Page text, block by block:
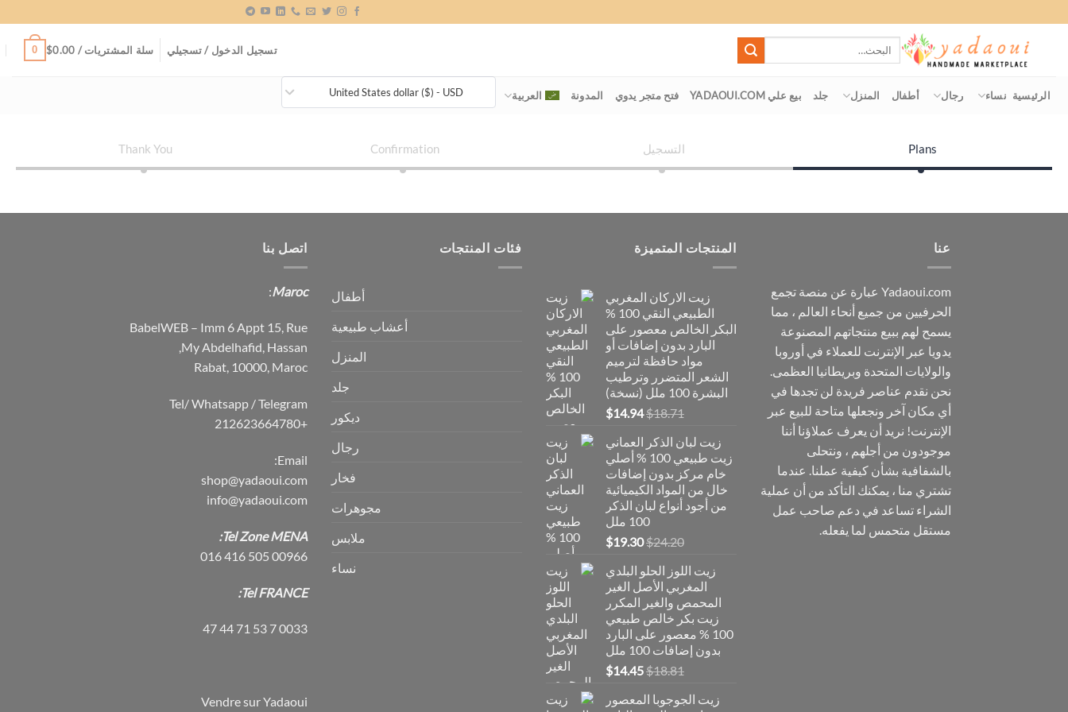
to
content
البحث
تسجيل الدخول / تسجيلي سلة المشتريات / $0.00
0
الرئيسية نساء رجال أطفال المنزل جلد بيع علي YADAOUI.COM فتح متجر يدوي المدونة العربية United States dollar ($) - USD
Plans التسجيل Confirmation
Thank You
عنا
Yadaoui.com عبارة عن منصة تجمع
الحرفيين من جميع أنحاء العالم ، مما
يسمح لهم ببيع منتجاتهم المصنوعة
يدويا عبر الإنترنت للعملاء في أوروبا
والولايات المتحدة وبريطانيا العظمى.
نحن نقدم عناصر فريدة لن تجدها في
أي مكان آخر ونجعلها متاحة للبيع عبر
الإنترنت! نريد أن يعرف عملاؤنا أننا
موجودون من أجلهم ، ونتحلى
بالشفافية بشأن كيفية عملنا. عندما
تشتري منا ، يمكنك التأكد من أن عملية
الشراء تساعد في دعم صاحب عمل
مستقل متحمس لما يفعله.
المنتجات المتميزة
زيت الاركان المغربي
الطبيعي النقي 100 %
البكر الخالص معصور على
البارد بدون إضافات أو
مواد حافظة لترميم
الشعر المتضرر وترطيب
البشرة 100 ملل (نسخة)
$18.71 السعر
هو:
$18.71.
$14.94
السعر
الحالي
هو: زيت لبان الذكر العماني
زيت طبيعي 100 % أصلي
خام مركز بدون إضافات
خال من المواد الكيميائية
من أجود أنواع لبان الذكر
100 ملل
$24.20 السعر
هو:
$24.20.
$19.30
السعر
الحالي
هو:
$19.30.
زيت اللوز الحلو البلدي
المغربي الأصل الغير
المحمص والغير المكرر
زيت بكر خالص طبيعي
100 % معصور على البارد
بدون إضافات 100 ملل
$18.81
السعر
هو:
$14.45
الحالي
هو: زيت الجوجوبا المعصور
فئات المنتجات
أطفال
أعشاب طبيعية
المنزل
جلد
ديكور
رجال
فخار
مجوهرات
ملابس
نساء
اتصل بنا
Maroc
:
BabelWEB – Imm 6 Appt 15, Rue
My Abdelhafid, Hassan,
Rabat, 10000, Maroc
Tel/ Whatsapp / Telegram
+212623664780
Email:
shop@yadaoui.com
info@yadaoui.com
Tel Zone MENA:
00966 505 416 016
Tel FRANCE:
0033 7 53 71 44 47
Vendre sur Yadaoui